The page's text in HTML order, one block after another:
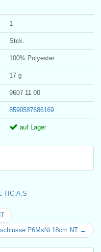
1
Stck.
100% Polyester
17 g
9607 11 00
8590587686169
auf Lager
TIC.A.S
P6MsNi 18cm NT →